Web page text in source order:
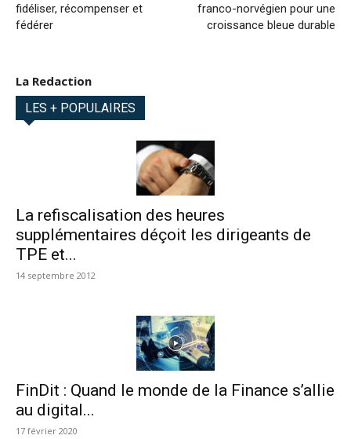
fidéliser, récompenser et
fédérer
franco-norvégien pour une
croissance bleue durable
La Redaction
LES + POPULAIRES
La refiscalisation des heures
supplémentaires déçoit les dirigeants de
TPE et...
14 septembre 2012
FinDit : Quand le monde de la Finance s’allie
au digital...
17 février 2020